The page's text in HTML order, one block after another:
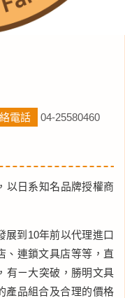
電話 04-25580460
以日系知名品牌授權商
展到10年前以代理進口
、連鎖文具店等等，直
有ㄧ大突破，勝明文具
產品組合及合理的價格